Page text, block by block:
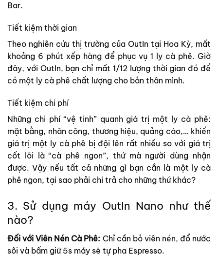
Bar.
Tiết kiệm thời gian
Theo nghiên cứu thị trường của OutIn tại Hoa Kỳ, mất
khoảng 6 phút xếp hàng để phục vụ 1 ly cà phê. Giờ
đây, với OutIn, bạn chỉ mất 1/12 lượng thời gian đó để
có một ly cà phê chất lượng cho bản thân mình.
Tiết kiệm chi phí
Những chi phí “vệ tinh” quanh giá trị một ly cà phê:
mặt bằng, nhân công, thương hiệu, quảng cáo,… khiến
giá trị một ly cà phê bị đội lên rất nhiều so với giá trị
cốt lõi là “cà phê ngon”, thứ mà người dùng nhận
được. Vậy nếu tất cả những gì bạn cần là một ly cà
phê ngon, tại sao phải chi trả cho những thứ khác?
3. Sử dụng máy OutIn Nano như thế
nào?
Đối với Viên Nén Cà Phê: Chỉ cần bỏ viên nén, đổ nước
sôi và bấm giữ 5s máy sẽ tự pha Espresso.